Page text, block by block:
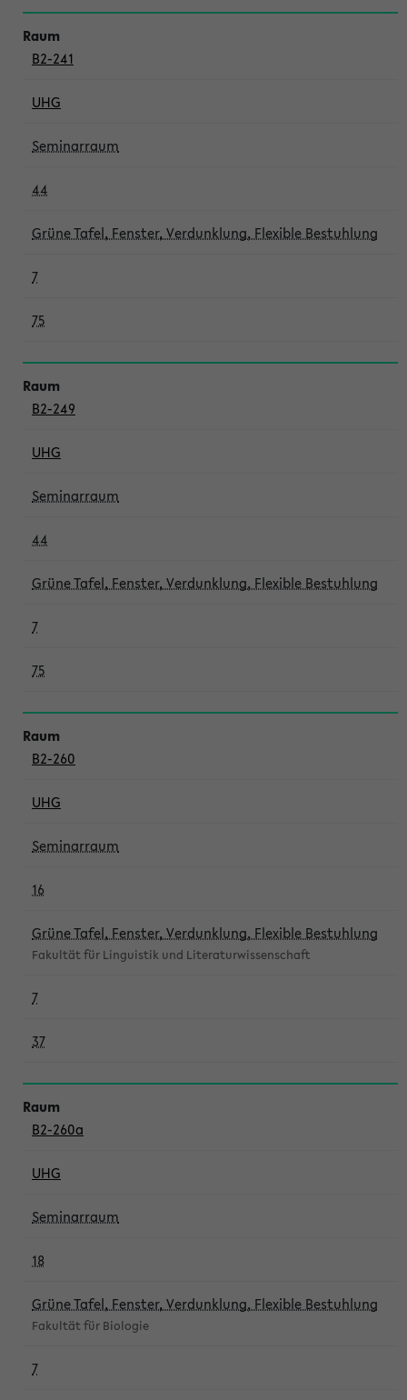
B2-241
UHG
Seminarraum
44
Grüne Tafel, Fenster, Verdunklung, Flexible Bestuhlung
7
75
B2-249
UHG
Seminarraum
44
Grüne Tafel, Fenster, Verdunklung, Flexible Bestuhlung
7
75
B2-260
UHG
Seminarraum
16
Grüne Tafel, Fenster, Verdunklung, Flexible Bestuhlung
Fakultät für Linguistik und Literaturwissenschaft
7
37
B2-260a
UHG
Seminarraum
18
Grüne Tafel, Fenster, Verdunklung, Flexible Bestuhlung
Fakultät für Biologie
7